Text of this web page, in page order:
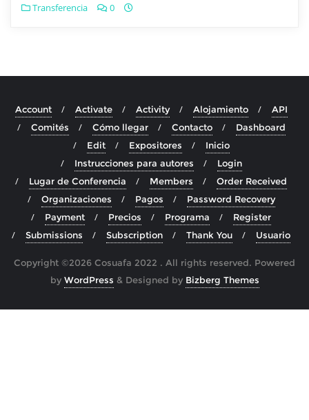
Transferencia 0
Account Activate Activity Alojamiento
API
Comités
Cómo llegar Contacto
Dashboard
Edit
Expositores
Inicio
Instrucciones para autores
Login
Lugar de Conferencia
Members
Order Received
Organizaciones
Pagos
Password Recovery
Payment
Precios Programa
Register
Submissions
Subscription Thank You Usuario
Copyright ©2026 Cosuafa 2022 . All rights reserved. Powered
by WordPress & Designed by Bizberg Themes